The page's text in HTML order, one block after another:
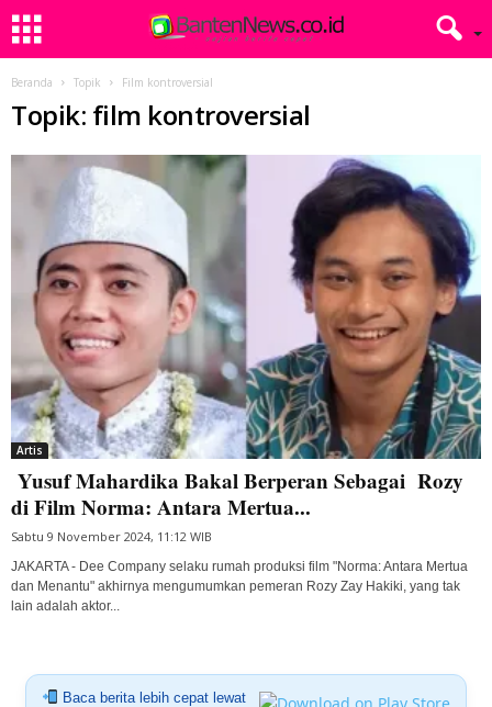
Beranda Topik Film kontroversial
Topik: film kontroversial
Artis
Yusuf Mahardika Bakal Berperan Sebagai Rozy
di Film Norma: Antara Mertua...
Sabtu 9 November 2024, 11:12 WIB
JAKARTA - Dee Company selaku rumah produksi film "Norma: Antara Mertua
dan Menantu" akhirnya mengumumkan pemeran Rozy Zay Hakiki, yang tak
lain adalah aktor...
Baca berita lebih cepat lewat